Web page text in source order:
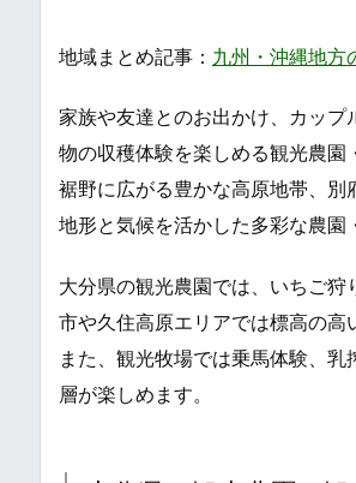
地域まとめ記事： 九州・沖縄地
家族や友達とのお出かけ、カッ
物の収穫体験を楽しめる観光農
裾野に広がる豊かな高原地帯、
地形と気候を活かした多彩な農園
大分県の観光農園では、いちご
市や久住高原エリアでは標高の高
また、観光牧場では乗馬体験、
層が楽しめます。